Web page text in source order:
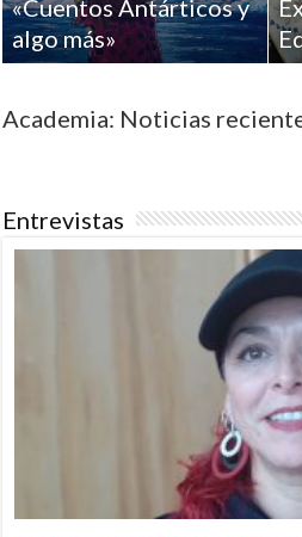
«Cuentos Antárticos y
algo más»
Academia: Noticias
Entrevistas